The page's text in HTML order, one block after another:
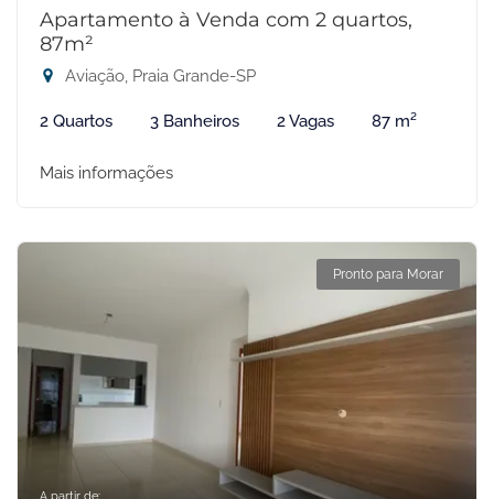
Apartamento à Venda com 2 quartos,
87m²
Aviação, Praia Grande-SP
2 Quartos 3 Banheiros 2 Vagas 87 m²
Mais informações
Pronto para Morar